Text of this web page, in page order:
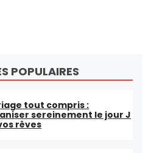
POPULAIRES
tout compris :
sereinement le jour J
rêves